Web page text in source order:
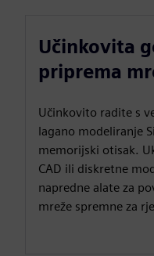
Učinkovita
priprema
Učinkovito radite s
lagano modeliranje
memorijski otisak.
CAD ili diskretne
napredne alate za
mreže spremne za